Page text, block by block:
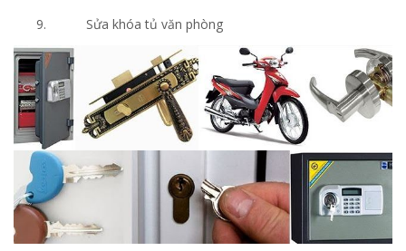
Sửa khóa tủ văn phòng